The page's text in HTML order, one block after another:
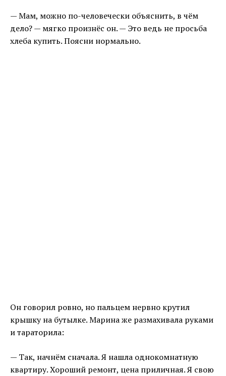
— Мам, можно по-человечески объяснить, в чём
дело? — мягко произнёс он. — Это ведь не просьба
хлеба купить. Поясни нормально.
Он говорил ровно, но пальцем нервно крутил
крышку на бутылке. Марина же размахивала руками
и тараторила:
— Так, начнём сначала. Я нашла однокомнатную
квартиру. Хороший ремонт, цена приличная. Я свою